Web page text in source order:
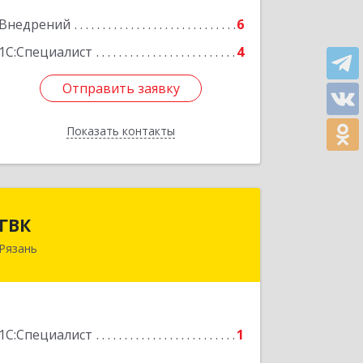
Внедрений
6
1С:Специалист
4
Отправить заявку
Показать контакты
Отправить заявку
Назад
ГВК
Рязань
1С:Специалист 1